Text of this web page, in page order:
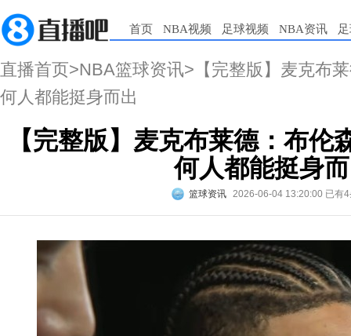
首页 NBA视频 足球视频 NBA资讯
直播首页>NBA篮球资讯>【完整版】麦克布
何人都能挺身而出
【完整版】麦克布莱德：布伦
何人都能挺身
篮球资讯 2026-06-04 13:20:00 已有